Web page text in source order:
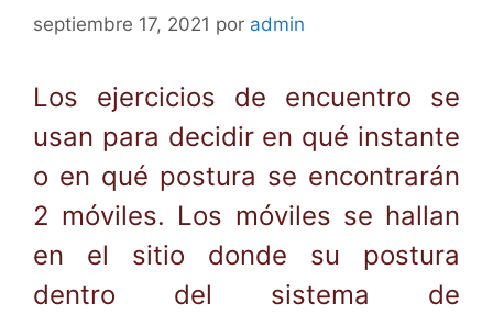
septiembre 17, 2021 por admin
Los ejercicios de encuentro se
usan para decidir en qué instante
o en qué postura se encontrarán
2 móviles. Los móviles se hallan
en el sitio donde su postura
dentro del sistema de